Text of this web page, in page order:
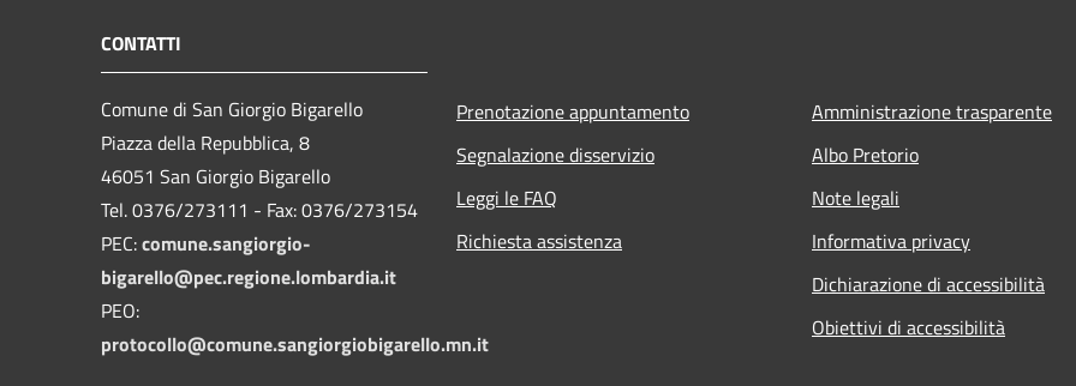
CONTATTI
Comune di San Giorgio Bigarello
Piazza della Repubblica, 8
46051 San Giorgio Bigarello
Tel. 0376/273111 - Fax: 0376/273154
PEC:comune.sangiorgio-
bigarello@pec.regione.lombardia.it
PEO:
protocollo@comune.sangiorgiobigarello.mn.it
Prenotazione appuntamento
Segnalazione disservizio
Leggi le FAQ
Richiesta assistenza
Amministrazione trasparente
Albo Pretorio
Note legali
Informativa privacy
Dichiarazione di accessibilità
Obiettivi di accessibilità